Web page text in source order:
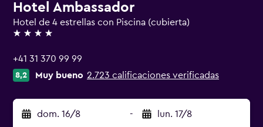
Hotel Ambassador
Hotel de 4 estrellas con Piscina (cubierta)
4 estrellas
+41 31 370 99 99
8,2 Muy bueno 2.723 calificaciones verificadas
dom. 16/8 - lun. 17/8